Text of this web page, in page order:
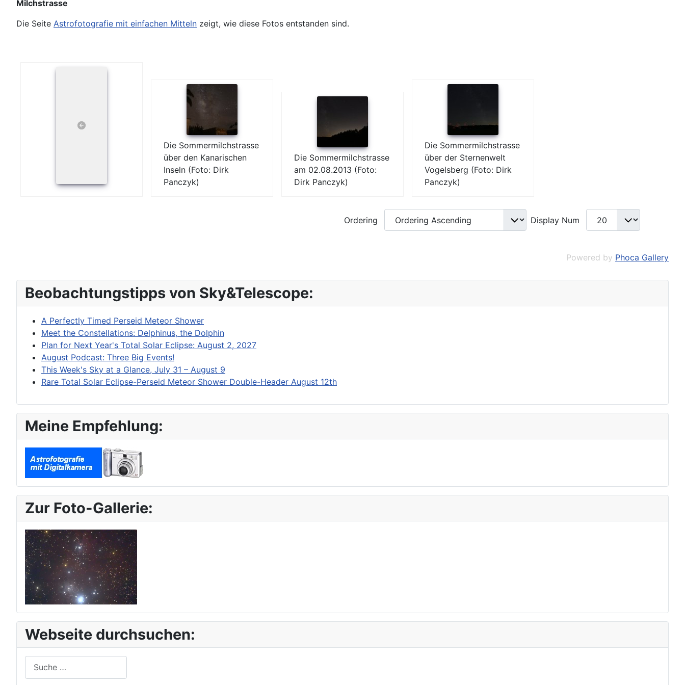
Milchstrasse
Die Seite Astrofotografie mit einfachen Mitteln zeigt, wie diese Fotos entstanden sind.
Die Sommermilchstrasse
über den Kanarischen
Inseln (Foto: Dirk
Panczyk)
Die Sommermilchstrasse
am 02.08.2013 (Foto:
Dirk Panczyk)
Die Sommermilchstrasse
über der Sternenwelt
Vogelsberg (Foto: Dirk
Panczyk)
Ordering Display Num
Powered by Phoca Gallery
Beobachtungstipps von Sky&Telescope:
A Perfectly Timed Perseid Meteor Shower
Meet the Constellations: Delphinus, the Dolphin
Plan for Next Year's Total Solar Eclipse: August 2, 2027
August Podcast: Three Big Events!
This Week's Sky at a Glance, July 31 – August 9
Rare Total Solar Eclipse-Perseid Meteor Shower Double-Header August 12th
Meine Empfehlung:
Zur Foto-Gallerie:
Webseite durchsuchen: